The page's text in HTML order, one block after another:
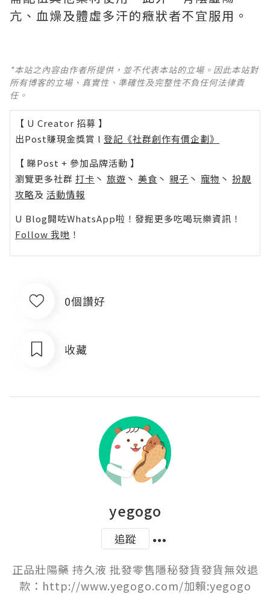
亢、血燥及體虛多汗的癥狀者不宜服用。
*本站之內容由作者所提供，並不代表本站的立場。因此本站對
所有博客的立場、真實性、準確性及完整性不負任何法律責
任。
【 U Creator 招募 】
出Post賺現金獎賞 l 登記《社群創作有價企劃》
【 睇Post + 參加品牌活動 】
瀏覽更多社群 打卡 丶 旅遊 丶 美食 丶 親子 丶 寵物 丶 扮靚
攻略及 活動情報
U Blog開咗WhatsApp啦！發掘更多吃喝玩樂資訊！
Follow 我哋 ！
0個讚好
收藏
yegogo
追蹤
正品壯陽藥 持久液 批發零售隱秘發貨發貨無效退
款：http://www.yegogo.com/加賴:yegogo